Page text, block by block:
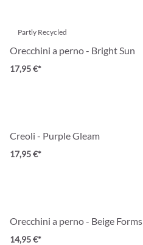
Partly Recycled
Orecchini a perno - Bright Sun
17,95 €*
Creoli - Purple Gleam
17,95 €*
Orecchini a perno - Beige Forms
14,95 €*